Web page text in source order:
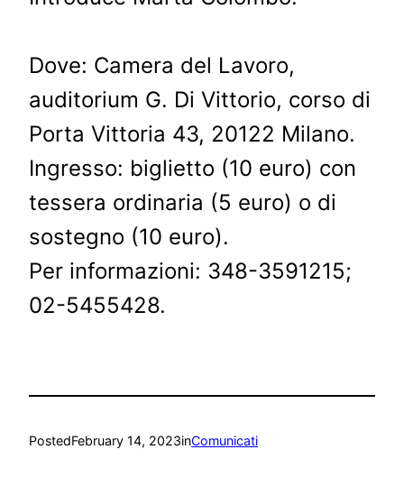
Dove: Camera del Lavoro,
auditorium G. Di Vittorio, corso di
Porta Vittoria 43, 20122 Milano.
Ingresso: biglietto (10 euro) con
tessera ordinaria (5 euro) o di
sostegno (10 euro).
Per informazioni: 348-3591215;
02-5455428.
PostedFebruary 14, 2023inComunicati